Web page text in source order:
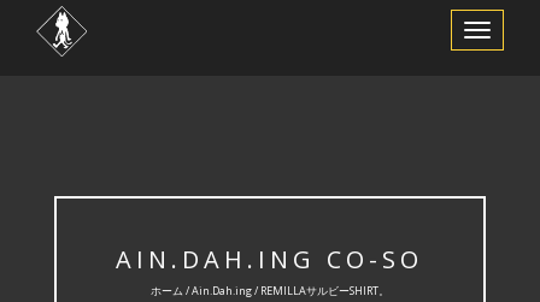
ナ
ビ
替
AIN.DAH.ING CO-SO
ホーム /Ain.Dah.ing/ REMILLAサルビーSHIRT。